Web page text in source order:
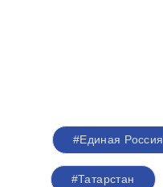
#Единая Россия
#Татарстан